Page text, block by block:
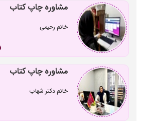
مشاوره چاپ کتاب
خانم رحیمی
مشاوره چاپ کتاب
خانم دکتر شهاب